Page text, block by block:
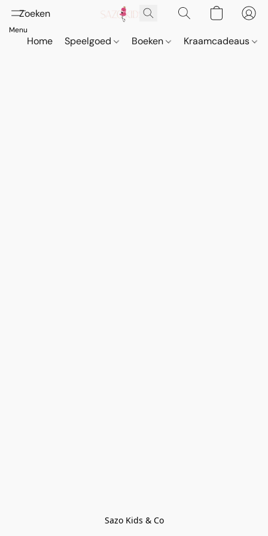
Home Speelgoed Boeken Kraamcadeaus
Sazo Kids & Co